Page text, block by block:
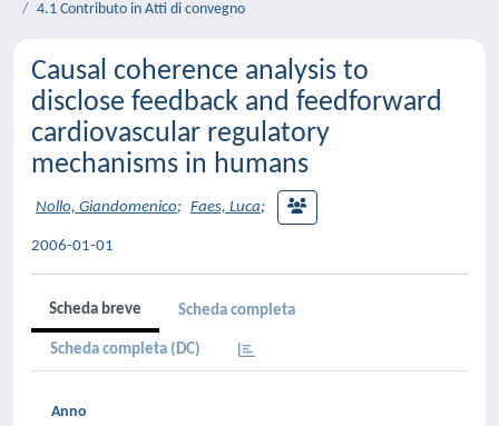
4.1 Contributo in Atti di convegno
Causal coherence analysis to
disclose feedback and feedforward
cardiovascular regulatory
mechanisms in humans
Nollo, Giandomenico; Faes, Luca;
2006-01-01
Scheda breve Scheda completa
Scheda completa (DC)
Anno